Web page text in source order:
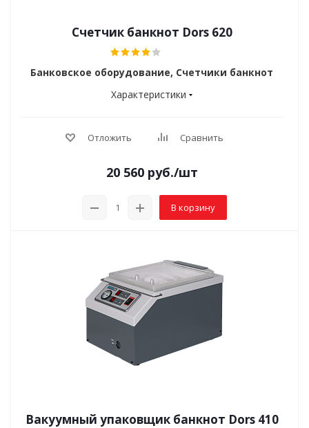
Счетчик банкнот Dors 620
Банковское оборудование, Счетчики банкнот
Характеристики
Отложить Сравнить
20 560руб./шт
В корзину
Вакуумный упаковщик банкнот Dors 410